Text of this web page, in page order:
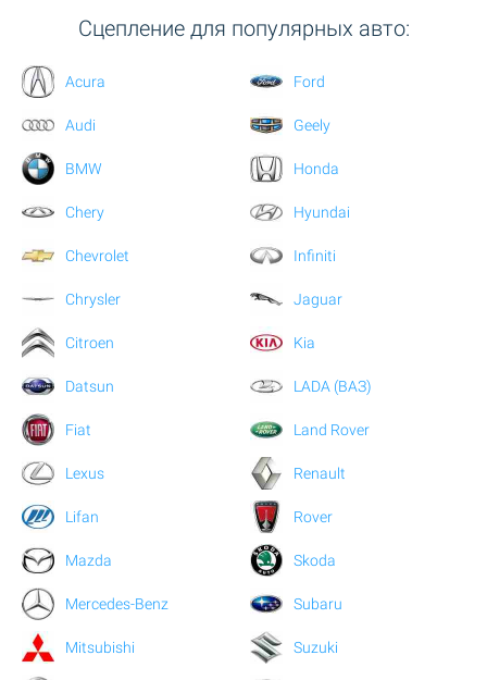
Сцепление для популярных авто:
Acura
Audi
BMW
Chery
Chevrolet
Chrysler
Citroen
Datsun
Fiat
Ford
Geely
Honda
Hyundai
Infiniti
Jaguar
Kia
LADA (ВАЗ)
Land Rover
Lexus
Lifan
Mazda
Mercedes-Benz
Mitsubishi
Renault
Rover
Skoda
Subaru
Suzuki